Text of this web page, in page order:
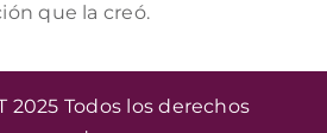
que la creó.
2025 Todos los derechos